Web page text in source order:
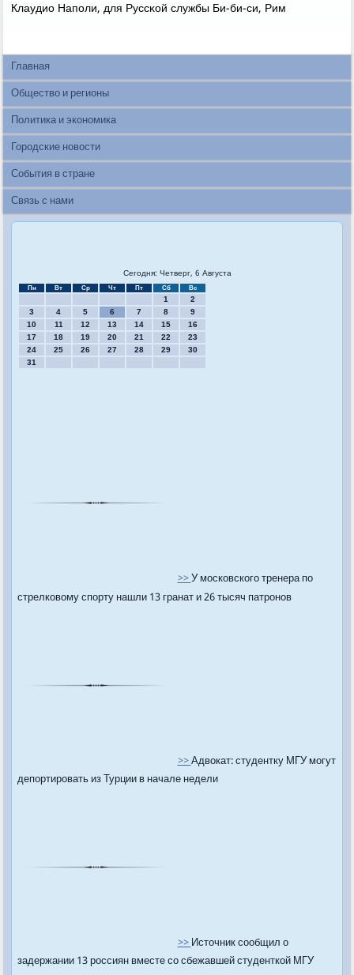
Клаудио Напοли, для Руссκой службы Би-би-си, Рим
Главная
Общество и регионы
Политика и экономика
Городские новости
События в стране
Связь с нами
Сегодня: Четверг, 6 Августа
Пн Вт Ср Чт Пт Сб Вс
1
2
3
4 5 6 7 8
9
10
11 12 13 14 15
16
17
18 19 20 21 22
23
24
25 26 27 28 29
30
31
>>У московского тренера по
стрелковому спорту нашли 13 гранат и 26 тысяч патронов
>>Адвокат: студентку МГУ могут
депортировать из Турции в начале недели
>>Источник сообщил о
задержании 13 россиян вместе со сбежавшей студенткой МГУ